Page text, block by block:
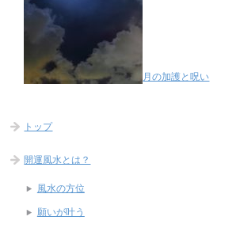
月の加護と呪い
トップ
開運風水とは？
風水の方位
願いが叶う